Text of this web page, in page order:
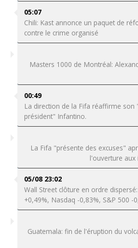
05:07
Chili: Kast annonce un paquet de
contre le crime organisé
Masters 1000 de Montréal:
00:49
La direction de la Fifa réaffirme son
président" Infantino.
La Fifa "présente des excuses"
l'ouverture aux
05/08 23:02
Wall Street clôture en ordre
+0,49%, Nasdaq -0,83%, S&P 500 -
Guatemala: fin de l'éruption du